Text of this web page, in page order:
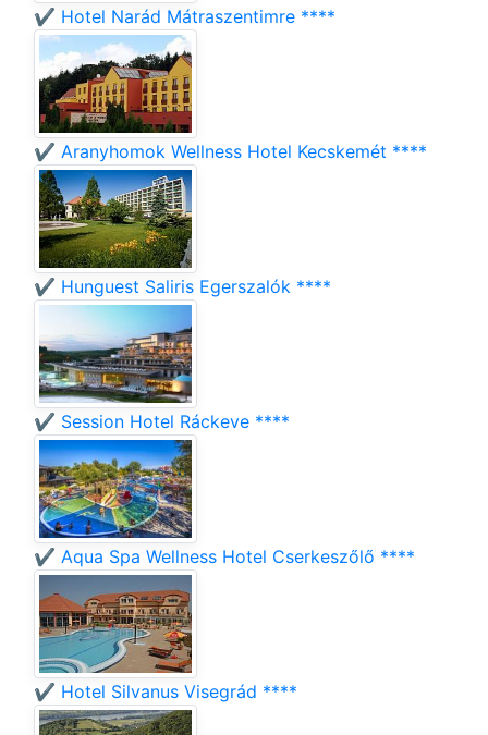
✔️ Hotel Narád Mátraszentimre ****
✔️ Aranyhomok Wellness Hotel Kecskemét ****
✔️ Hunguest Saliris Egerszalók ****
✔️ Session Hotel Ráckeve ****
✔️ Aqua Spa Wellness Hotel Cserkeszőlő ****
✔️ Hotel Silvanus Visegrád ****